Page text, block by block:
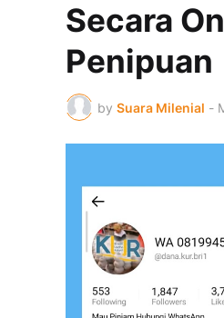
Secara
Penipuan
by Suara Milenial -